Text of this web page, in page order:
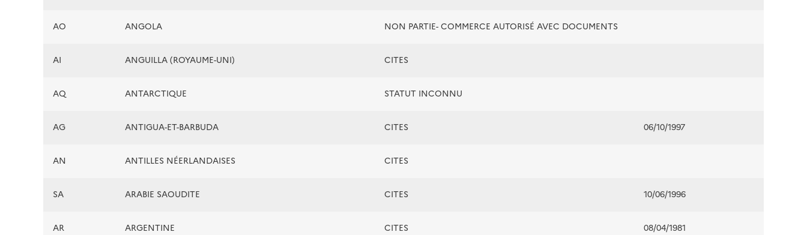
AO ANGOLA NON PARTIE- COMMERCE AUTORISÉ AVEC DOCUMENTS
AI ANGUILLA (ROYAUME-UNI) CITES
AQ ANTARCTIQUE STATUT INCONNU
AG ANTIGUA-ET-BARBUDA CITES 06/10/1997
AN ANTILLES NÉERLANDAISES CITES
SA ARABIE SAOUDITE CITES 10/06/1996
AR ARGENTINE CITES 08/04/1981